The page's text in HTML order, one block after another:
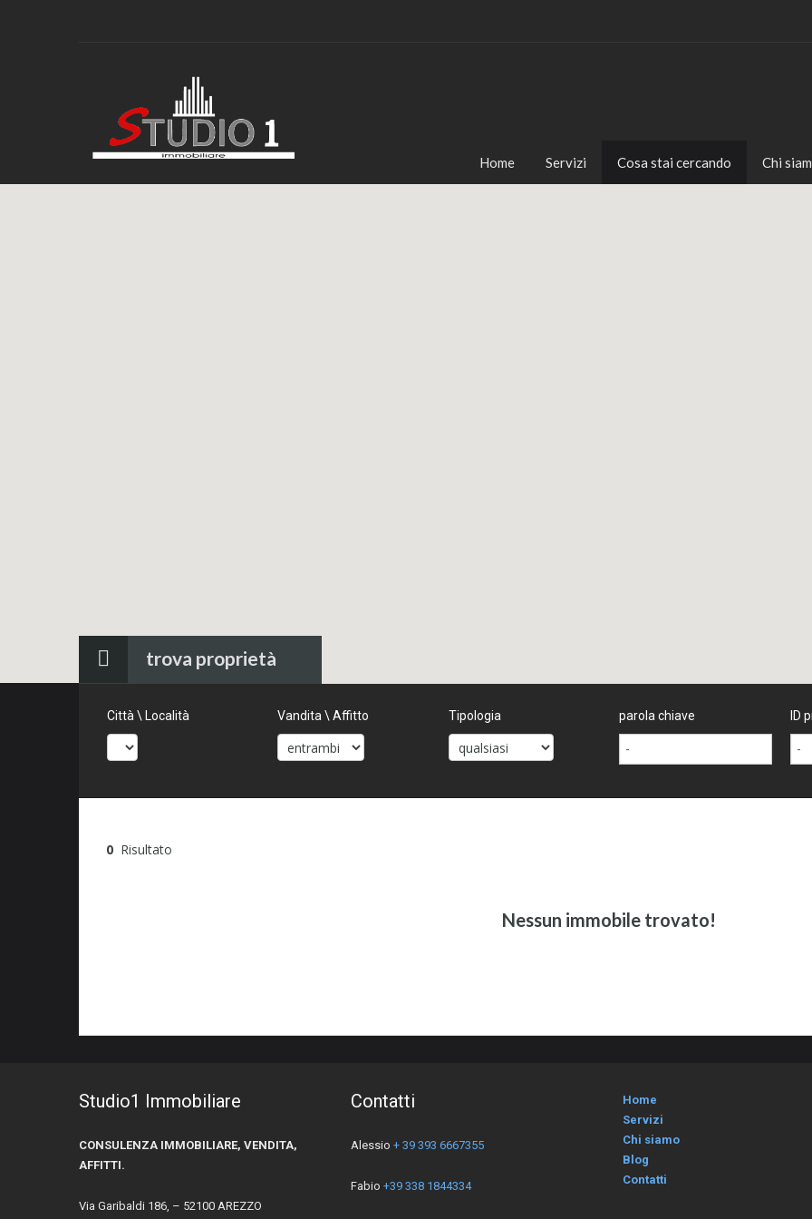
Home Servizi Cosa stai cercando Chi
trova proprietà
Città \ Località Vandita \ Affitto Tipologia parola chiave ID
0 Risultato
Nessun immobile trovato!
Studio1 Immobiliare
CONSULENZA IMMOBILIARE, VENDITA,
AFFITTI.
Via Garibaldi 186, – 52100 AREZZO
Contatti
Alessio + 39 393 6667355
Fabio +39 338 1844334
Home
Servizi
Chi siamo
Blog
Contatti